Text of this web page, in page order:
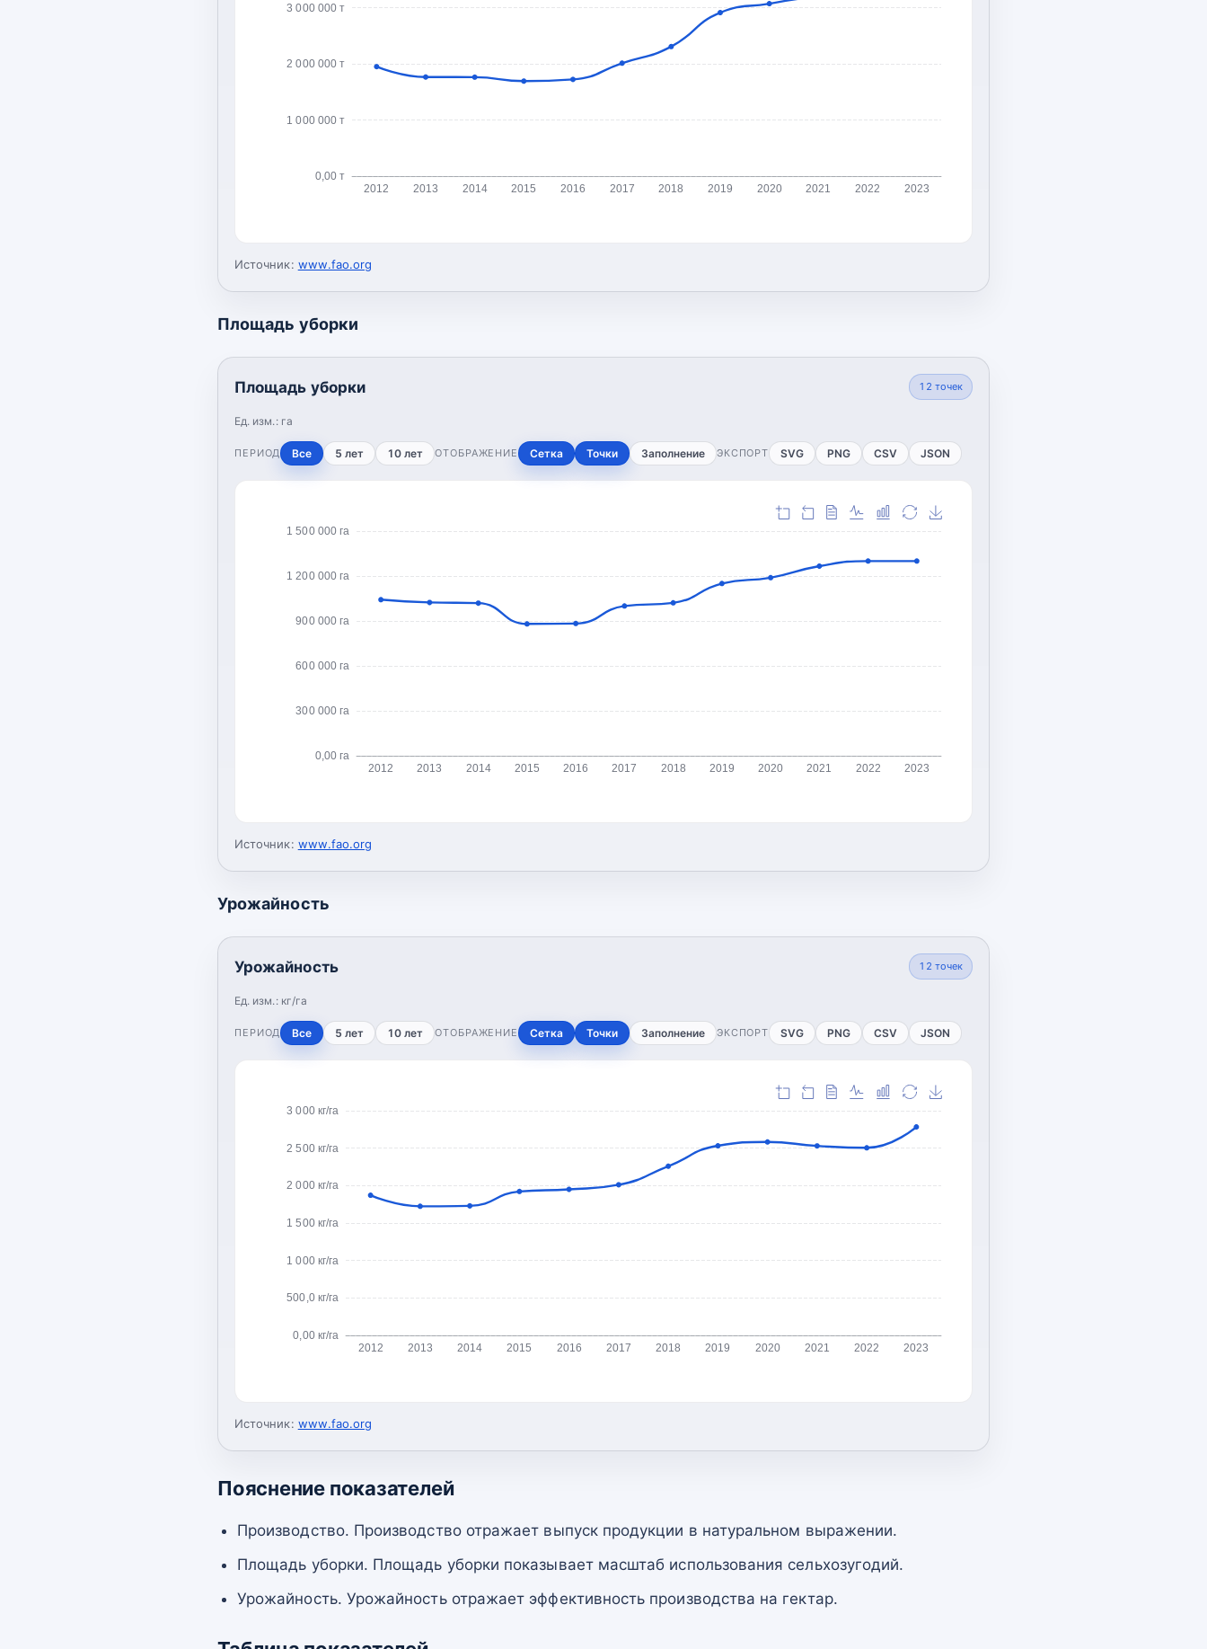
0,00 т
1 000 000 т
2 000 000 т
3 000 000 т
2012 2013 2014 2015 2016 2017 2018 2019 2020 2021 2022 2023
Источник: www.fao.org
Площадь уборки
Площадь уборки
Ед. изм.: га
12 точек
ПЕРИОД Все 5 лет 10 лет ОТОБРАЖЕНИЕ Сетка Точки Заполнение ЭКСПОРТ SVG PNG CSV JSON
0,00 га
300 000 га
600 000 га
900 000 га
1 200 000 га
1 500 000 га
2012 2013 2014 2015 2016 2017 2018 2019 2020 2021 2022 2023
Источник: www.fao.org
Урожайность
Урожайность
Ед. изм.: кг/га
12 точек
ПЕРИОД Все 5 лет 10 лет ОТОБРАЖЕНИЕ Сетка Точки Заполнение ЭКСПОРТ SVG PNG CSV JSON
0,00 кг/га
500,0 кг/га
1 000 кг/га
1 500 кг/га
2 000 кг/га
2 500 кг/га
3 000 кг/га
2012 2013 2014 2015 2016 2017 2018 2019 2020 2021 2022 2023
Источник: www.fao.org
Пояснение показателей
Производство. Производство отражает выпуск продукции в натуральном выражении.
Площадь уборки. Площадь уборки показывает масштаб использования сельхозугодий.
Урожайность. Урожайность отражает эффективность производства на гектар.